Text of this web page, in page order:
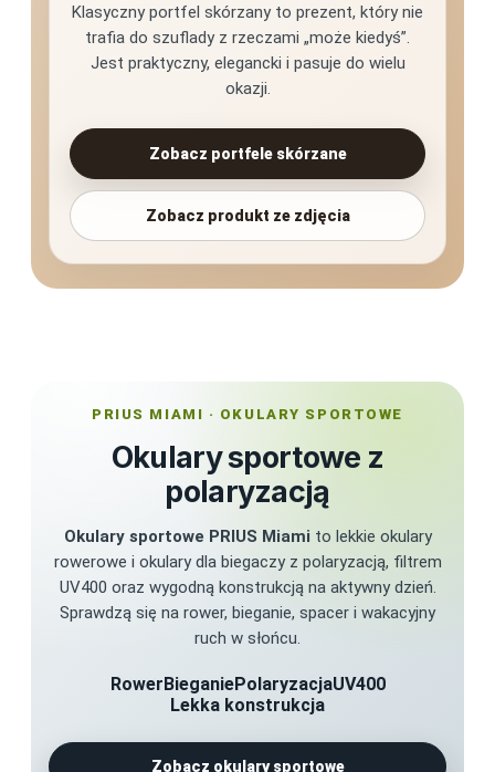
Klasyczny portfel skórzany to prezent, który nie
trafia do szuflady z rzeczami „może kiedyś”.
Jest praktyczny, elegancki i pasuje do wielu
okazji.
Zobacz portfele skórzane
Zobacz produkt ze zdjęcia
PRIUS MIAMI · OKULARY SPORTOWE
Okulary sportowe z
polaryzacją
Okulary sportowe PRIUS Miami to lekkie okulary
rowerowe i okulary dla biegaczy z polaryzacją, filtrem
UV400 oraz wygodną konstrukcją na aktywny dzień.
Sprawdzą się na rower, bieganie, spacer i wakacyjny
ruch w słońcu.
RowerBieganiePolaryzacjaUV400
Lekka konstrukcja
Zobacz okulary sportowe